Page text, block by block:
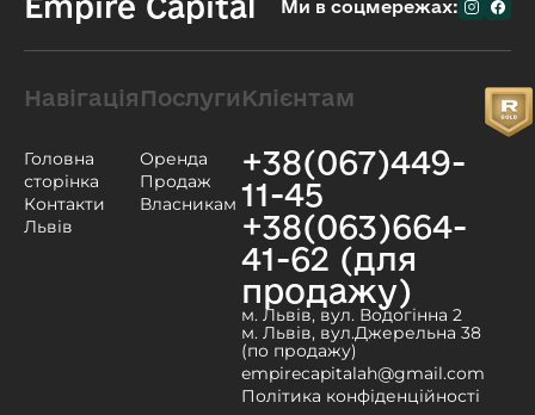
Empire Capital Ми в соцмережах:
Навігація
Головна
сторінка
Контакти
Львів
Послуги
Оренда
Продаж
Власникам
Клієнтам
+38(067)449-
11-45
+38(063)664-
41-62 (для
продажу)
м. Львів, вул. Водогінна 2
м. Львів, вул.Джерельна 38
(по продажу)
empirecapitalah@gmail.com
Політика конфіденційності